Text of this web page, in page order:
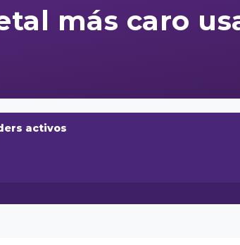
más caro
activos